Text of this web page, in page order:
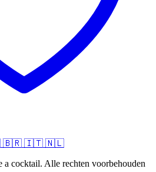
🇧🇷 🇮🇹 🇳🇱
cocktail. Alle rechten voorbehouden